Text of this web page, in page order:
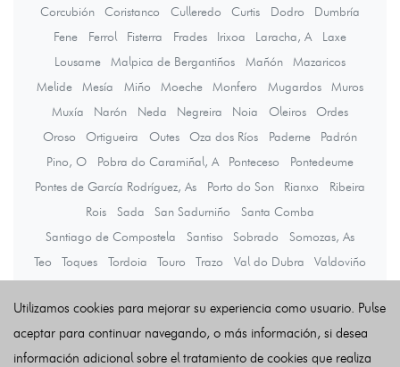
Corcubión
Coristanco Culleredo Curtis Dodro
Dumbría
Fene
Ferrol Fisterra Frades Irixoa Laracha, A
Laxe
Lousame
Malpica de Bergantiños Mañón
Mazaricos
Melide
Mesía Miño Moeche Monfero Mugardos
Muros
Muxía
Narón Neda Negreira Noia Oleiros
Ordes
Oroso
Ortigueira Outes Oza dos Ríos Paderne
Padrón
Pino, O
Pobra do Caramiñal, A Ponteceso
Pontedeume
Pontes de García Rodríguez, As
Porto do Son Rianxo
Ribeira
Rois
Sada San Sadurniño
Santa Comba
Santiago de Compostela
Santiso Sobrado
Somozas, As
Teo
Toques Tordoia Touro Trazo Val do Dubra
Valdoviño
Últimas noticias
Utilizamos cookies para mejorar su experiencia como usuario. Pulse
aceptar para continuar navegando, o más información, si desea
información adicional sobre el tratamiento de cookies que realiza